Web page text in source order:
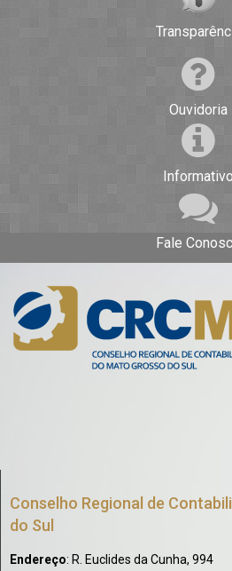
Ouvidoria
Informativo
Fale
Conselho Regional de
do Sul
Endereço: R. Euclides da Cunha, 994